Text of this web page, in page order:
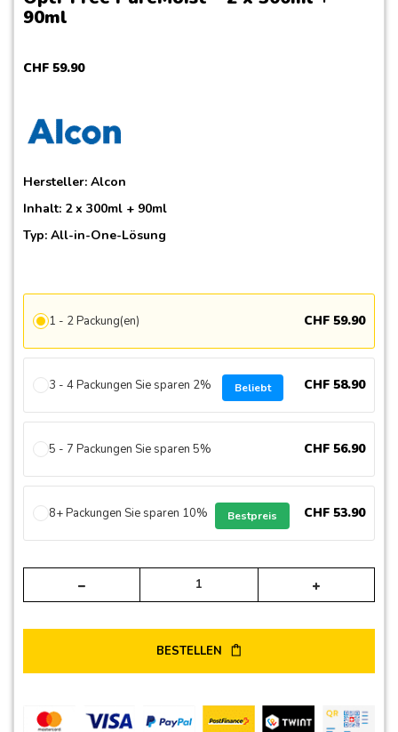
90ml
CHF 59.90
Hersteller: Alcon
Inhalt: 2 x 300ml + 90ml
Typ: All-in-One-Lösung
1 - 2 Packung(en) CHF 59.90
3 - 4 Packungen Sie sparen 2% Beliebt CHF58.90
5 - 7 Packungen Sie sparen 5% CHF 56.90
8+ Packungen Sie sparen 10% Bestpreis CHF 53.90
BESTELLEN